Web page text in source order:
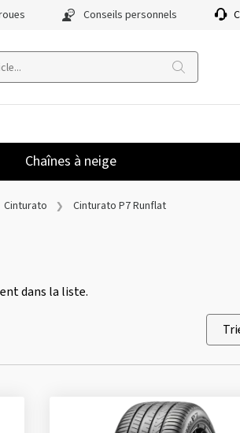
Conseils personnels
Chaînes à neige
Cinturato Cinturato P7 Runflat
dans la liste.